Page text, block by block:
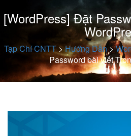
[WordPress] Đặt
Tạp Chí CNTT>Hướng Dẫn>
Password bài viết